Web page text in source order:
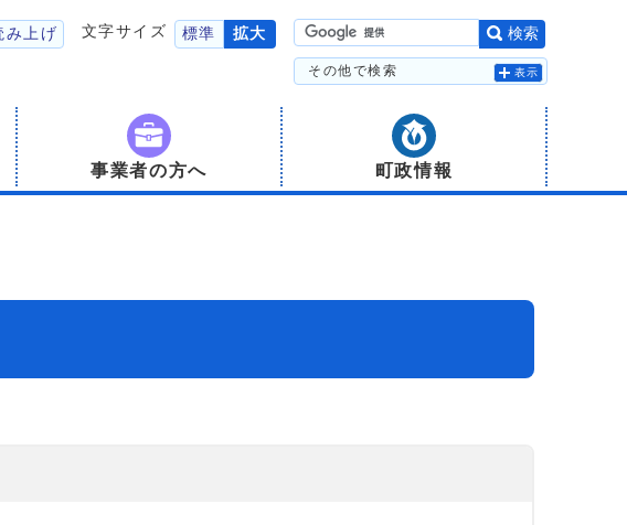
み上げ 文字サイズ 標準 拡大 検索
その他で検索 表示
事業者の方へ 町政情報